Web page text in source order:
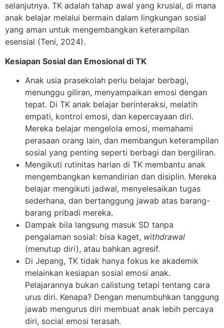
selanjutnya. TK adalah tahap awal yang krusial, di mana
anak belajar melalui bermain dalam lingkungan sosial
yang aman untuk mengembangkan keterampilan
esensial (Teni, 2024).
Kesiapan Sosial dan Emosional di TK
Anak usia prasekolah perlu belajar berbagi,
menunggu giliran, menyampaikan emosi dengan
tepat. Di TK anak belajar berinteraksi, melatih
empati, kontrol emosi, dan kepercayaan diri.
Mereka belajar mengelola emosi, memahami
perasaan orang lain, dan membangun keterampilan
sosial yang penting seperti berbagi dan bergiliran.
Mengikuti rutinitas harian di TK membantu anak
mengembangkan kemandirian dan disiplin. Mereka
belajar mengikuti jadwal, menyelesaikan tugas
sederhana, dan bertanggung jawab atas barang-
barang pribadi mereka.
Dampak bila langsung masuk SD tanpa
pengalaman sosial: bisa kaget, withdrawal
(menutup diri), atau bahkan agresif.
Di Jepang, TK tidak hanya fokus ke akademik
melainkan kesiapan sosial emosi anak.
Pelajarannya bukan calistung tetapi tentang cara
urus diri. Kenapa? Dengan menumbuhkan tanggung
jawab mengurus diri membuat anak lebih percaya
diri, social emosi terasah.